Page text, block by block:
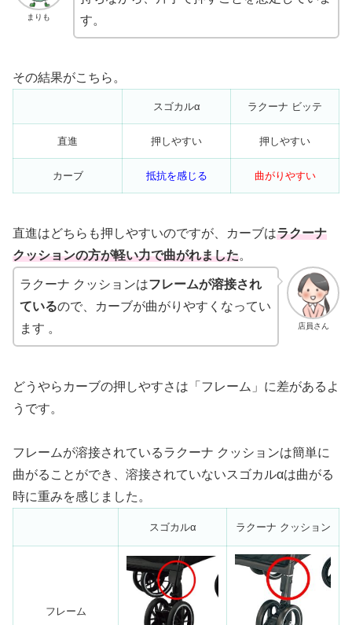
まりも
す。
その結果がこちら。
スゴカルα ラクーナ ビッテ
直進 押しやすい 押しやすい
カーブ 抵抗を感じる 曲がりやすい
直進はどちらも押しやすいのですが、カーブはラクーナ
クッションの方が軽い力で曲がれました。
店員さん
ラクーナ クッションはフレームが溶接され
ているので、カーブが曲がりやすくなってい
ます 。
どうやらカーブの押しやすさは「フレーム」に差があるよ
うです。
フレームが溶接されているラクーナ クッションは簡単に
曲がることができ、溶接されていないスゴカルαは曲がる
時に重みを感じました。
スゴカルα ラクーナ クッション
フレーム